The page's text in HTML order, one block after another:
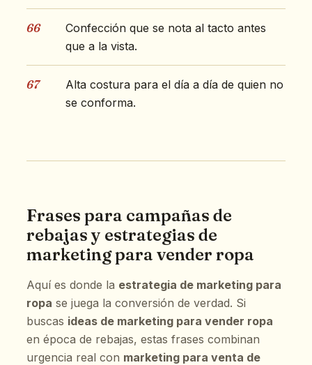
66
Confección que se nota al tacto antes
que a la vista.
67
Alta costura para el día a día de quien no
se conforma.
Frases para campañas de
rebajas y estrategias de
marketing para vender ropa
Aquí es donde la estrategia de marketing para
ropa se juega la conversión de verdad. Si
buscas ideas de marketing para vender ropa
en época de rebajas, estas frases combinan
urgencia real con marketing para venta de